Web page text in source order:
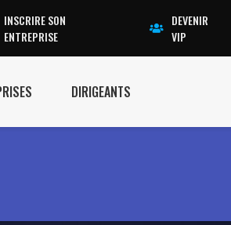
INSCRIRE SON
ENTREPRISE
DEVENIR
VIP
DIRIGEANTS